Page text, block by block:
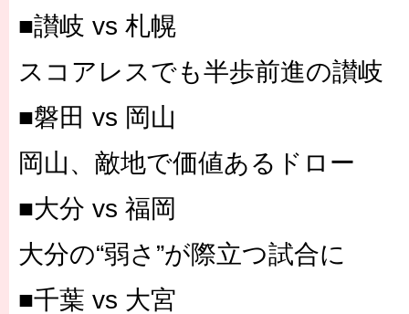
■讃岐 vs 札幌
スコアレスでも半歩前進の讃岐
■磐田 vs 岡山
岡山、敵地で価値あるドロー
■大分 vs 福岡
大分の“弱さ”が際立つ試合に
■千葉 vs 大宮